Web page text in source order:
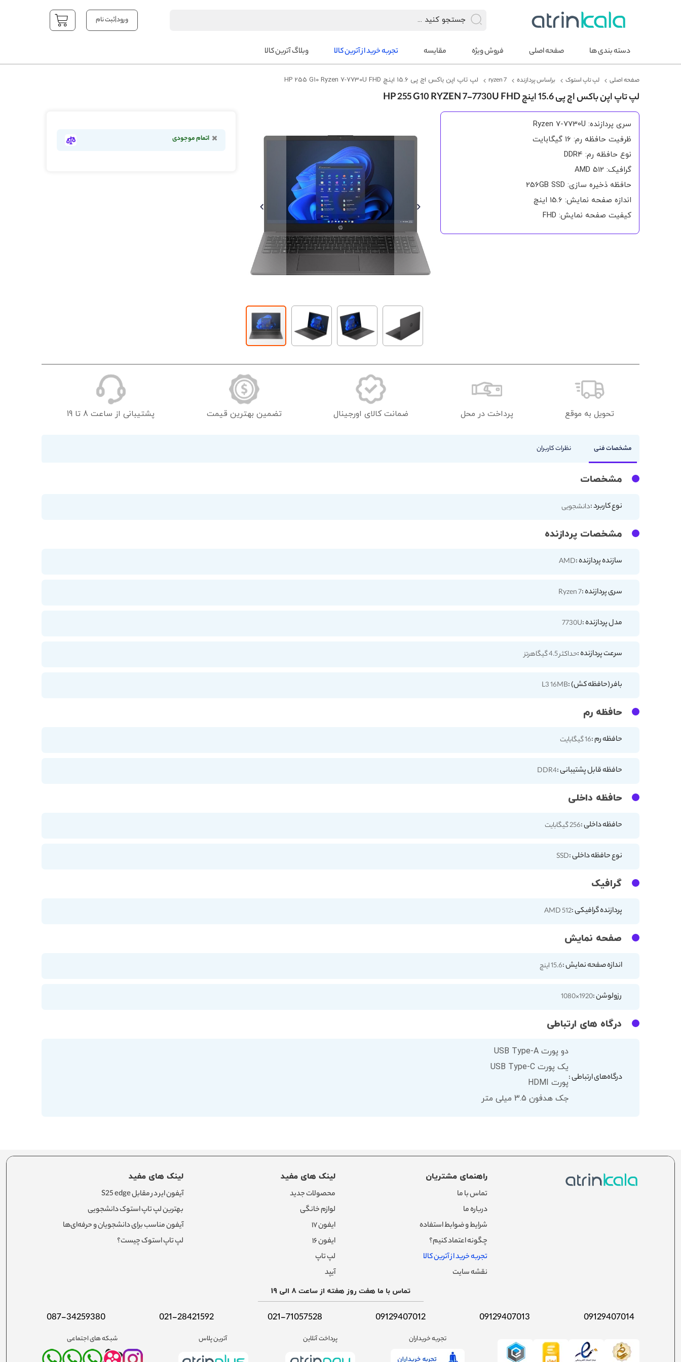
ورود|ثبت نام
YOUR CART
دسته بندی ها
صفحه اصلی فروش ویژه مقایسه تجربه خرید از آترین کالا وبلاگ آترین کالا
صفحه اصلی لپ تاپ استوک براساس پردازنده ryzen 7 لپ تاپ اپن باکس اچ پی 15.6 اینچ HP 255 G10 Ryzen 7-7730U FHD
لپ تاپ اپن باکس اچ پی 15.6 اینچ HP 255 G10 RYZEN 7-7730U FHD
سری پردازنده: Ryzen 7-7730U
ظرفیت حافظه رم: 16 گیگابایت
نوع حافظه رم: DDR4
گرافیک: 512 AMD
حافظه ذخیره سازی: 256GB SSD
اندازه صفحه نمایش: 15.6 اینچ
کیفیت صفحه نمایش: FHD
انتهای
به
اتمام موجودی
تحویل به موقع پرداخت در محل ضمانت کالای اورجینال تضمین بهترین قیمت پشتیبانی از ساعت 8 تا 19
مشخصات فنی نظرات کاربران
مشخصات
نوع کاربرد :دانشجویی
مشخصات پردازنده
سازنده پردازنده :AMD
سری پردازنده :Ryzen 7
مدل پردازنده :7730U
سرعت پردازنده :حداکثر 4.5 گیگاهرتز
بافر (حافظه کش) :L3 16MB
حافظه رم
حافظه رم :16 گیگابایت
حافظه قابل پشتیبانی :DDR4
حافظه داخلی
حافظه داخلی :256 گیگابایت
نوع حافظه داخلی :SSD
گرافیک
پردازنده گرافیکی :512 AMD
صفحه نمایش
اندازه صفحه نمایش :15.6 اینچ
رزولوشن :1920×1080
درگاه های ارتباطی
درگاه‌های ارتباطی :
دو پورت USB Type-A
یک پورت USB Type-C
پورت HDMI
جک هدفون 3.5 میلی متر
راهنمای مشتریان
تماس با ما
درباره ما
شرایط و ضوابط استفاده
چگونه اعتماد کنیم؟
تجربه خرید از آترین کالا
نقشه سایت
لینک های مفید
محصولات جدید
لوازم خانگی
ایفون ۱۷
ایفون ۱۶
لپ تاپ
آیپد
لینک های مفید
آیفون ایر در مقابل S25 edge
بهترین لپ تاپ استوک دانشجویی
آیفون مناسب برای دانشجویان و حرفه‌ای‌ها
لپ تاپ استوک چیست؟
تماس با ما هفت روز هفته از ساعت 8 الی 19
09129407014
09129407013
09129407012
021-71057528
021-28421592
087-34259380
تجربه خریداران پرداخت آنلاین آترین پلاس شبکه های اجتماعی